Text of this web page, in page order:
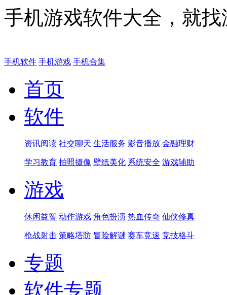
手机游戏软件大全，就
手机软件 手机游戏 手机合集
首页
软件
资讯阅读 社交聊天 生活服务 影音播放 金融理财
学习教育 拍照摄像 壁纸美化 系统安全 游戏辅助
游戏
休闲益智 动作游戏 角色扮演 热血传奇 仙侠修真
枪战射击 策略塔防 冒险解谜 赛车竞速 竞技格斗
专题
软件专题